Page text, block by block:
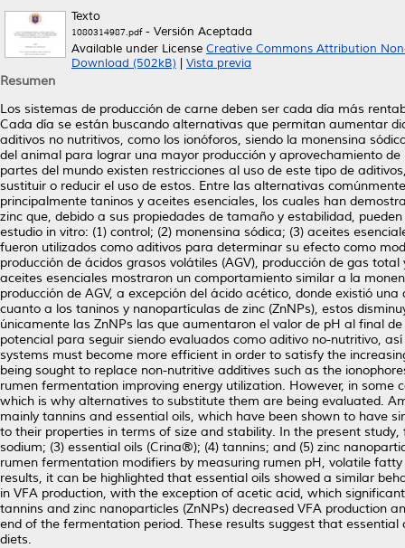
Texto
1080314987.pdf- Versión Aceptada
Available under License Creative Commons Attribution
Download (502kB)
Vista previa
Resumen
Los sistemas de producción de carne deben ser cada día más
Cada día se están buscando alternativas que permitan aumentar
aditivos no nutritivos, como los ionóforos, siendo la monensina
del animal para lograr una mayor producción y aprovechamiento
partes del mundo existen restricciones al uso de este tipo de
sustituir o reducir el uso de estos. Entre las alternativas
principalmente taninos y aceites esenciales, los cuales han
zinc que, debido a sus propiedades de tamaño y estabilidad,
estudio in vitro: (1) control; (2) monensina sódica; (3) aceites
fueron utilizados como aditivos para determinar su efecto como
producción de ácidos grasos volátiles (AGV), producción de gas
aceites esenciales mostraron un comportamiento similar a la
producción de AGV, a excepción del ácido acético, donde existió
cuanto a los taninos y nanopartículas de zinc (ZnNPs), estos
únicamente las ZnNPs las que aumentaron el valor de pH al final
potencial para seguir siendo evaluados como aditivo no-nutritivo,
systems must become more efficient in order to satisfy the
being sought to replace non-nutritive additives such as the
rumen fermentation improving energy utilization. However, in
which is why alternatives to substitute them are being evaluated.
mainly tannins and essential oils, which have been shown to have
to their properties in terms of size and stability. In the present
sodium; (3) essential oils (Crina®); (4) tannins; and (5) zinc
rumen fermentation modifiers by measuring rumen pH, volatile
results, it can be highlighted that essential oils showed a similar
in VFA production, with the exception of acetic acid, which
tannins and zinc nanoparticles (ZnNPs) decreased VFA production
end of the fermentation period. These results suggest that
diets.